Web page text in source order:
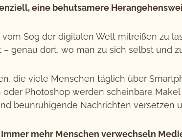
eine behutsamere
Sog der digitalen Welt mitreißen zu
genau dort, wo man zu sich selbst und
die viele Menschen täglich über
Photoshop werden scheinbare
beunruhigende Nachrichten versetzen
Immer mehr Menschen verwechseln